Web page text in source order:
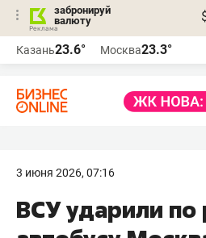
забронируй
валюту
Казань23.6° Москва23.3°
3 июня 2026, 07:16
ВСУ ударили по